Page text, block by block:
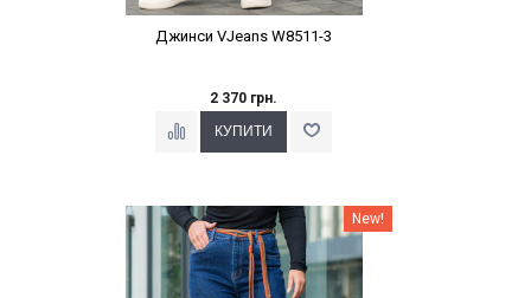
Джинси VJeans W8511-3
2 370 грн.
Наклейки Варіант з % New!